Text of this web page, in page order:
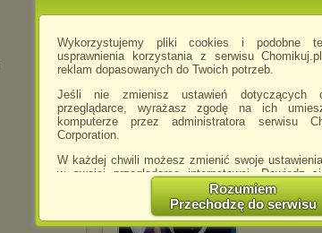
Wykorzystujemy pliki cookies i podobne
usprawnienia korzystania z serwisu
reklam dopasowanych do Twoich potrzeb.
Jeśli nie zmienisz ustawień dotyczących
przeglądarce, wyrażasz zgodę na ich
komputerze przez administratora serwisu
Corporation.
W każdej chwili możesz zmienić swoje
w swojej przeglądarce internetowej. Dowiedz
http://chomikuj.pl/
Jednocześnie informujemy że zmiana ustawień
spowodować ograniczenie korzystania ze strony
Rozumiem
Przechodzę do serwisu